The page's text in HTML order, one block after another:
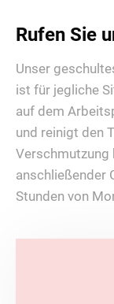
Rufen Sie
Unser
ist für jegliche
auf dem
und reinigt den
Verschmutzung
anschließender
Stunden von